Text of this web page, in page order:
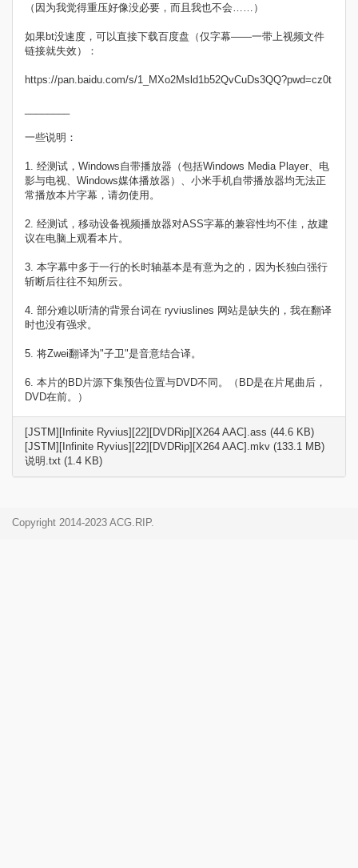
（因为我觉得重压好像没必要，而且我也不会……）
如果bt没速度，可以直接下载百度盘（仅字幕——一带上视频文件
链接就失效）：
https://pan.baidu.com/s/1_MXo2Msld1b52QvCuDs3QQ?pwd=cz0t
一些说明：
1. 经测试，Windows自带播放器（包括Windows Media Player、电
影与电视、Windows媒体播放器）、小米手机自带播放器均无法正
常播放本片字幕，请勿使用。
2. 经测试，移动设备视频播放器对ASS字幕的兼容性均不佳，故建
议在电脑上观看本片。
3. 本字幕中多于一行的长时轴基本是有意为之的，因为长独白强行
斩断后往往不知所云。
4. 部分难以听清的背景台词在 ryviuslines 网站是缺失的，我在翻译
时也没有强求。
5. 将Zwei翻译为"子卫"是音意结合译。
6. 本片的BD片源下集预告位置与DVD不同。（BD是在片尾曲后，
DVD在前。）
[JSTM][Infinite Ryvius][22][DVDRip][X264 AAC].ass (44.6 KB)
[JSTM][Infinite Ryvius][22][DVDRip][X264 AAC].mkv (133.1 MB)
说明.txt (1.4 KB)
Copyright 2014-2023 ACG.RIP.